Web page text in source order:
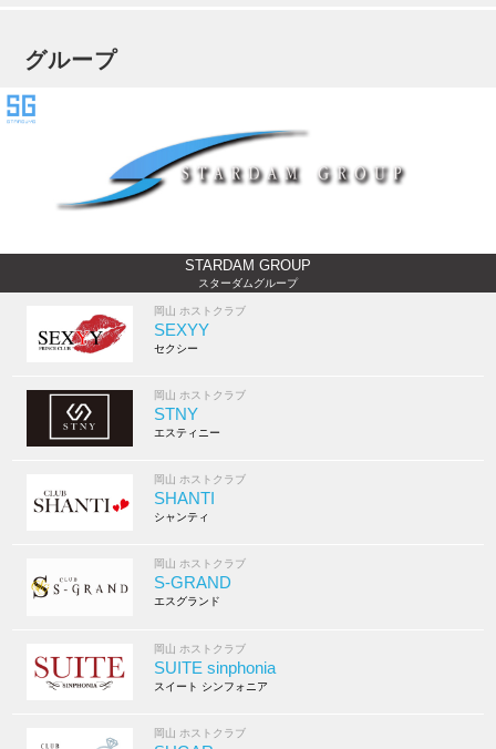
グループ
STARDAM GROUP
スターダムグループ
岡山 ホストクラブ
SEXYY
セクシー
岡山 ホストクラブ
STNY
エスティニー
岡山 ホストクラブ
SHANTI
シャンティ
岡山 ホストクラブ
S-GRAND
エスグランド
岡山 ホストクラブ
SUITE sinphonia
スイート シンフォニア
岡山 ホストクラブ